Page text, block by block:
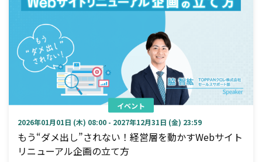
イベント
2026年01月01日 (木) 08:00 - 2027年12月31日 (金) 23:59
もう“ダメ出し”されない！経営層を動かすWebサイト
リニューアル企画の立て方